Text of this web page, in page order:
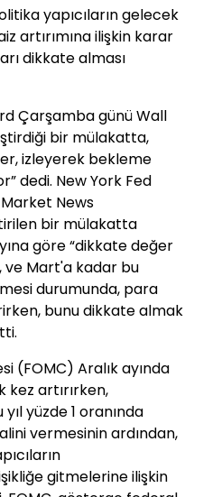
yapıcıların gelecek
artırımına ilişkin karar
dikkate alması
Çarşamba günü Wall
bir mülakatta,
izleyerek bekleme
dedi. New York Fed
News
bir mülakatta
göre “dikkate değer
ve Mart'a kadar bu
durumunda, para
bunu dikkate almak
(FOMC) Aralık ayında
kez artırırken,
yüzde 1 oranında
vermesinin ardından,
gitmelerine ilişkin